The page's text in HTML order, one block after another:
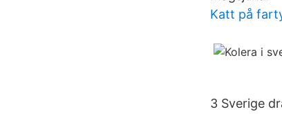
Katt på
3 Sverige